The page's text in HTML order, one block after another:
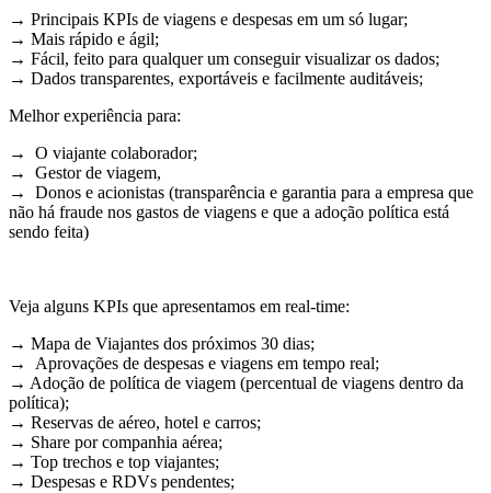
→ Principais KPIs de viagens e despesas em um só lugar;
→ Mais rápido e ágil;
→ Fácil, feito para qualquer um conseguir visualizar os dados;
→ Dados transparentes, exportáveis e facilmente auditáveis;
Melhor experiência para:
→ O viajante colaborador;
→ Gestor de viagem,
→ Donos e acionistas (transparência e garantia para a empresa que
não há fraude nos gastos de viagens e que a adoção política está
sendo feita)
Veja alguns KPIs que apresentamos em real-time:
→ Mapa de Viajantes dos próximos 30 dias;
→ Aprovações de despesas e viagens em tempo real;
→ Adoção de política de viagem (percentual de viagens dentro da
política);
→ Reservas de aéreo, hotel e carros;
→ Share por companhia aérea;
→ Top trechos e top viajantes;
→ Despesas e RDVs pendentes;